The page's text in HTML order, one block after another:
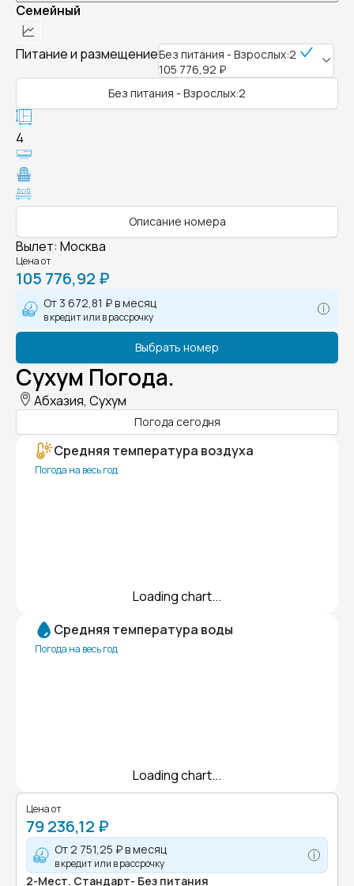
Семейный
Питание и размещениеБез питания - Взрослых:2
105 776,92 ₽
Без питания - Взрослых:2
4
Описание номера
Вылет: Москва
Цена от
105 776,92 ₽
От 3 672,81 ₽в месяц
в кредит или в рассрочку
Выбрать номер
Сухум Погода.
Абхазия, Сухум
Погода сегодня
Средняя температура воздуха
Погода на весь год
Loading chart...
Средняя температура воды
Погода на весь год
Loading chart...
Цена от
79 236,12 ₽
От 2 751,25 ₽в месяц
в кредит или в рассрочку
2-Мест. Стандарт- Без питания